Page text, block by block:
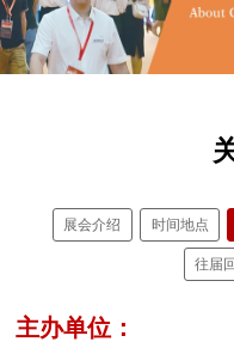
展会介绍 时间地点
往届
主办单位：